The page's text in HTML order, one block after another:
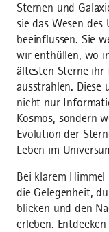
Sternen und
sie das Wesen des
beeinflussen. Sie
wir enthüllen, wo
ältesten Sterne ihr
ausstrahlen. Diese
nicht nur
Kosmos, sondern
Evolution der
Leben im
Bei klarem
die Gelegenheit,
blicken und den
erleben.